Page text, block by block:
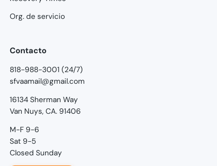
Org. de servicio
Contacto
818-988-3001 (24/7)
sfvaamail@gmail.com
16134 Sherman Way
Van Nuys, CA. 91406
M-F 9-6
Sat 9-5
Closed Sunday